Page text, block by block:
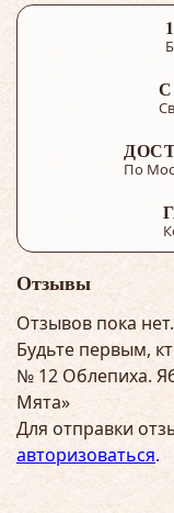
По
Отзывы
Отзывов пока нет.
Будьте первым,
№ 12 Облепиха.
Мята»
Для отправки
авторизоваться.